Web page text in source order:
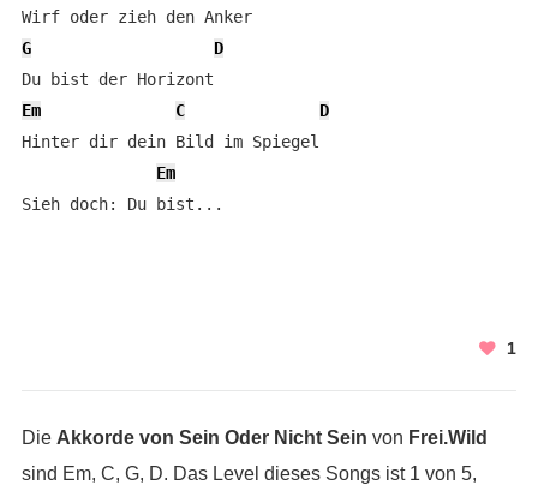
G
D
Em
C
D
Hinter dir dein Bild im Spiegel
Em
1
Die Akkorde von Sein Oder Nicht Sein von Frei.Wild
sind Em, C, G, D. Das Level dieses Songs ist 1 von 5,